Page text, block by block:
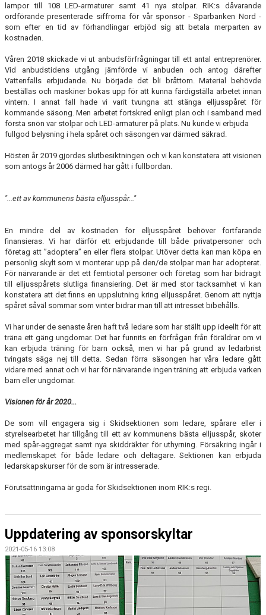
lampor till 108 LED-armaturer samt 41 nya stolpar. RIK:s dåvarande
ordförande presenterade siffrorna för vår sponsor - Sparbanken Nord -
som efter en tid av förhandlingar erbjöd sig att betala merparten av
kostnaden.
Våren 2018 skickade vi ut anbudsförfrågningar till ett antal entreprenörer.
Vid anbudstidens utgång jämförde vi anbuden och antog därefter
Vattenfalls erbjudande. Nu började det bli bråttom. Material behövde
beställas och maskiner bokas upp för att kunna färdigställa arbetet innan
vintern. I annat fall hade vi varit tvungna att stänga elljusspåret för
kommande säsong. Men arbetet fortskred enligt plan och i samband med
första snön var stolpar och LED-armaturer på plats. Nu kunde vi erbjuda
fullgod belysning i hela spåret och säsongen var därmed säkrad.
Hösten år 2019 gjordes slutbesiktningen och vi kan konstatera att visionen
som antogs år 2006 därmed har gått i fullbordan.
"...ett av kommunens bästa elljusspår..."
En mindre del av kostnaden för elljusspåret behöver fortfarande
finansieras. Vi har därför ett erbjudande till både privatpersoner och
företag att ”adoptera” en eller flera stolpar. Utöver detta kan man köpa en
personlig skylt som vi monterar upp på den/de stolpar man har adopterat.
För närvarande är det ett femtiotal personer och företag som har bidragit
till elljusspårets slutliga finansiering. Det är med stor tacksamhet vi kan
konstatera att det finns en uppslutning kring elljusspåret. Genom att nyttja
spåret såväl sommar som vinter bidrar man till att intresset bibehålls.
Vi har under de senaste åren haft två ledare som har ställt upp ideellt för att
träna ett gäng ungdomar. Det har funnits en förfrågan från föräldrar om vi
kan erbjuda träning för barn också, men vi har på grund av ledarbrist
tvingats säga nej till detta. Sedan förra säsongen har våra ledare gått
vidare med annat och vi har för närvarande ingen träning att erbjuda varken
barn eller ungdomar.
Visionen för år 2020...
De som vill engagera sig i Skidsektionen som ledare, spårare eller i
styrelsearbetet har tillgång till ett av kommunens bästa elljusspår, skoter
med spår-aggregat samt nya skiddräkter för uthyrning. Försäkring ingår i
medlemskapet för både ledare och deltagare. Sektionen kan erbjuda
ledarskapskurser för de som är intresserade.
Förutsättningarna är goda för Skidsektionen inom RIK:s regi.
Uppdatering av sponsorskyltar
2021-05-16 13:08